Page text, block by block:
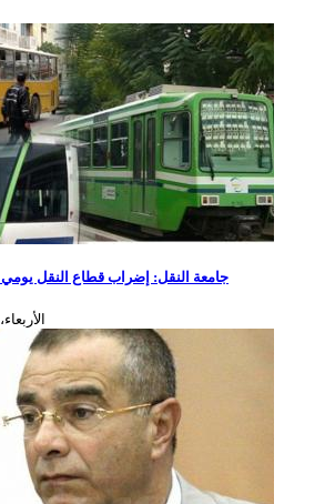
جامعة النقل: إضراب قطاع النقل يومي 25 و26 جانفي مازال قائما
الأربعاء، 28 ديسمبر، 2022 - 11:23